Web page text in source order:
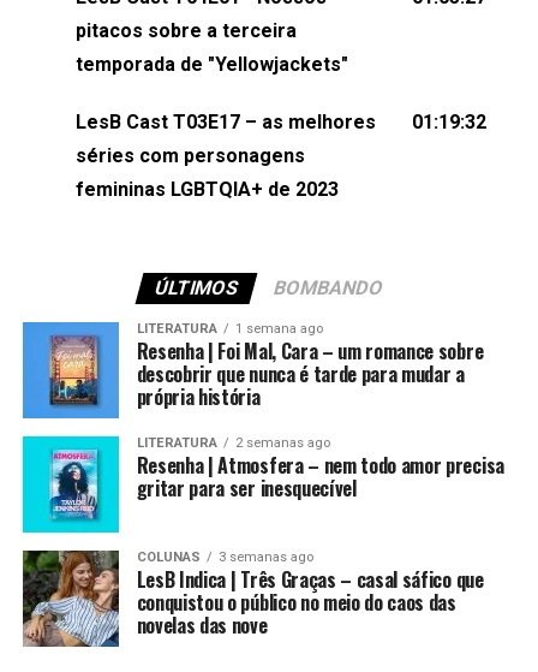
(⁠⁠⁠⁠@brunarfentanes⁠⁠⁠⁠) e Pollyelly FlorêncioEdição de
Naiady Machado
pitacos sobre a terceira
temporada de "Yellowjackets"
LesB Cast T03E17 – as melhores
séries com personagens
femininas LGBTQIA+ de 2023
01:19:32
ÚLTIMOS BOMBANDO
LITERATURA 1 semana ago
Resenha | Foi Mal, Cara – um romance sobre
descobrir que nunca é tarde para mudar a
própria história
LITERATURA 2 semanas ago
Resenha | Atmosfera – nem todo amor precisa
gritar para ser inesquecível
COLUNAS 3 semanas ago
LesB Indica | Três Graças – casal sáfico que
conquistou o público no meio do caos das
novelas das nove